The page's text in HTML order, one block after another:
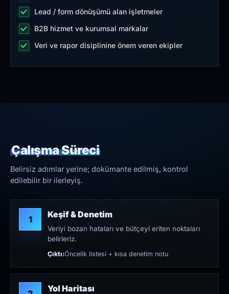
Lead / form dönüşümü alan işletmeler
B2B hizmet ve kurumsal markalar
Veri ve rapor disiplinine önem veren ekipler
Çalışma Süreci
Belirsiz adımlar yerine; dokümante edilmiş, kontrol
edilebilir bir ilerleyiş.
1 Keşif & Denetim
Veriyi bozan hataları ve bütçeyi eriten noktaları
belirleriz.
Çıktı:Öncelik listesi + kısa denetim notu
Yol Haritası